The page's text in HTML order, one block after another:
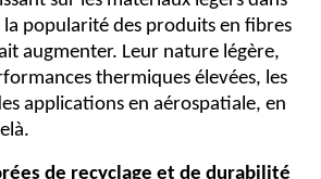
popularité des produits en fibres
augmenter. Leur nature légère,
thermiques élevées, les
applications en aérospatiale, en
de recyclage et de durabilité